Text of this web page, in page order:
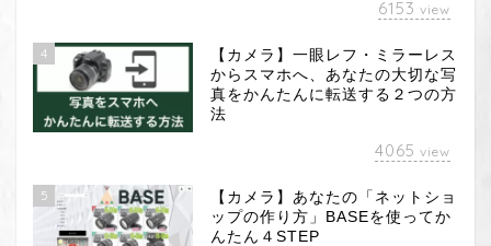
6153 view
4
【カメラ】一眼レフ・ミラーレス
からスマホへ、あなたの大切な写
真をかんたんに転送する２つの方
法
4065 view
5
【カメラ】あなたの「ネットショ
ップの作り方」BASEを使ってか
んたん４STEP